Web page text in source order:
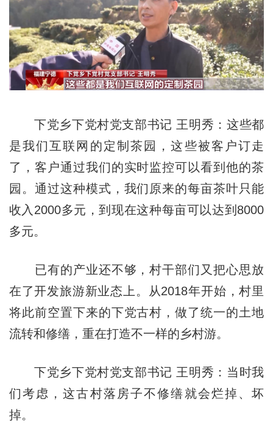
下党乡下党村党支部书记 王明秀：这些都
是我们互联网的定制茶园，这些被客户订走
了，客户通过我们的实时监控可以看到他的茶
园。通过这种模式，我们原来的每亩茶叶只能
收入2000多元，到现在这种每亩可以达到8000
多元。
已有的产业还不够，村干部们又把心思放
在了开发旅游新业态上。从2018年开始，村里
将此前空置下来的下党古村，做了统一的土地
流转和修缮，重在打造不一样的乡村游。
下党乡下党村党支部书记 王明秀：当时我
们考虑，这古村落房子不修缮就会烂掉、坏
掉。